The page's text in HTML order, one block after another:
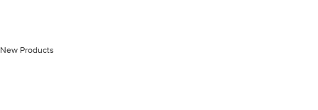
New Products